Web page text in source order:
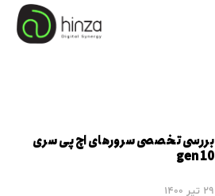
بررسی تخصصی سرورهای اچ پی سری
gen 10
29 تیر 1400